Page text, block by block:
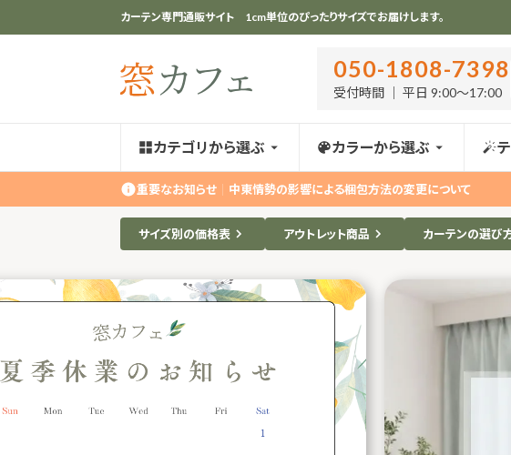
カーテン専門通販サイト 1cm単位のぴったりサイズでお届けします。
050-1808-7398
受付時間 ｜ 平日 9:00〜17:00
カテゴリから選ぶ カラーから選ぶ
重要なお知らせ 中東情勢の影響による梱包方法の変更について
サイズ別の価格表 アウトレット商品 カーテンの選び